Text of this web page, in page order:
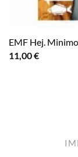
EMF Hej.
11,00€